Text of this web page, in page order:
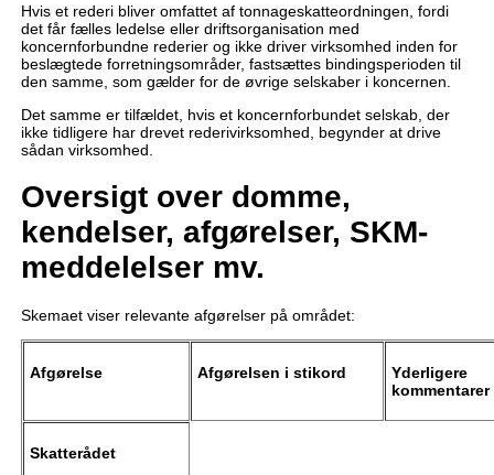
Hvis et rederi bliver omfattet af tonnageskatteordningen, fordi
det får fælles ledelse eller driftsorganisation med
koncernforbundne rederier og ikke driver virksomhed inden for
beslægtede forretningsområder, fastsættes bindingsperioden til
den samme, som gælder for de øvrige selskaber i koncernen.
Det samme er tilfældet, hvis et koncernforbundet selskab, der
ikke tidligere har drevet rederivirksomhed, begynder at drive
sådan virksomhed.
Oversigt over domme,
kendelser, afgørelser, SKM-
meddelelser mv.
Skemaet viser relevante afgørelser på området:
Afgørelse Afgørelsen i stikord
Yderligere
kommentarer
Skatterådet